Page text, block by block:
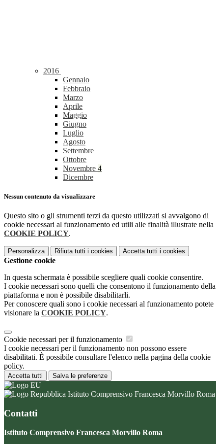
2016
Gennaio
Febbraio
Marzo
Aprile
Maggio
Giugno
Luglio
Agosto
Settembre
Ottobre
Novembre 4
Dicembre
Nessun contenuto da visualizzare
Questo sito o gli strumenti terzi da questo utilizzati si avvalgono di
cookie necessari al funzionamento ed utili alle finalità illustrate nella
COOKIE POLICY.
Personalizza Rifiuta tutti i cookies Accetta tutti i cookies
Gestione cookie
In questa schermata è possibile scegliere quali cookie consentire.
I cookie necessari sono quelli che consentono il funzionamento della
piattaforma e non è possibile disabilitarli.
Per conoscere quali sono i cookie necessari al funzionamento potete
visionare la COOKIE POLICY.
Cookie necessari per il funzionamento
I cookie necessari per il funzionamento non possono essere
disabilitati. È possibile consultare l'elenco nella pagina della cookie
policy.
Accetta tutti Salva le preferenze
Istituto Comprensivo Francesca Morvillo Roma
Contatti
Istituto Comprensivo Francesca Morvillo Roma